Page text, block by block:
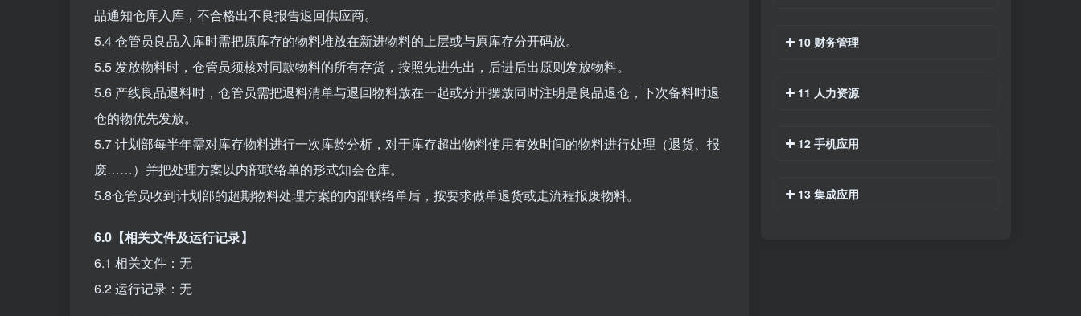
品通知仓库入库，不合格出不良报告退回供应商。
5.4 仓管员良品入库时需把原库存的物料堆放在新进物料的上层或与原库存分开码放。
5.5 发放物料时，仓管员须核对同款物料的所有存货，按照先进先出，后进后出原则发放物料。
5.6 产线良品退料时，仓管员需把退料清单与退回物料放在一起或分开摆放同时注明是良品退仓，下次备料时退
仓的物优先发放。
5.7 计划部每半年需对库存物料进行一次库龄分析，对于库存超出物料使用有效时间的物料进行处理（退货、报
废……）并把处理方案以内部联络单的形式知会仓库。
5.8仓管员收到计划部的超期物料处理方案的内部联络单后，按要求做单退货或走流程报废物料。
6.0【相关文件及运行记录】
6.1 相关文件：无
6.2 运行记录：无
10 财务管理
11 人力资源
12 手机应用
13 集成应用